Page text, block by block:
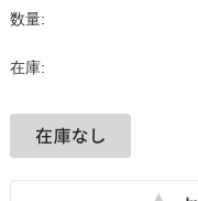
数量:
在庫: